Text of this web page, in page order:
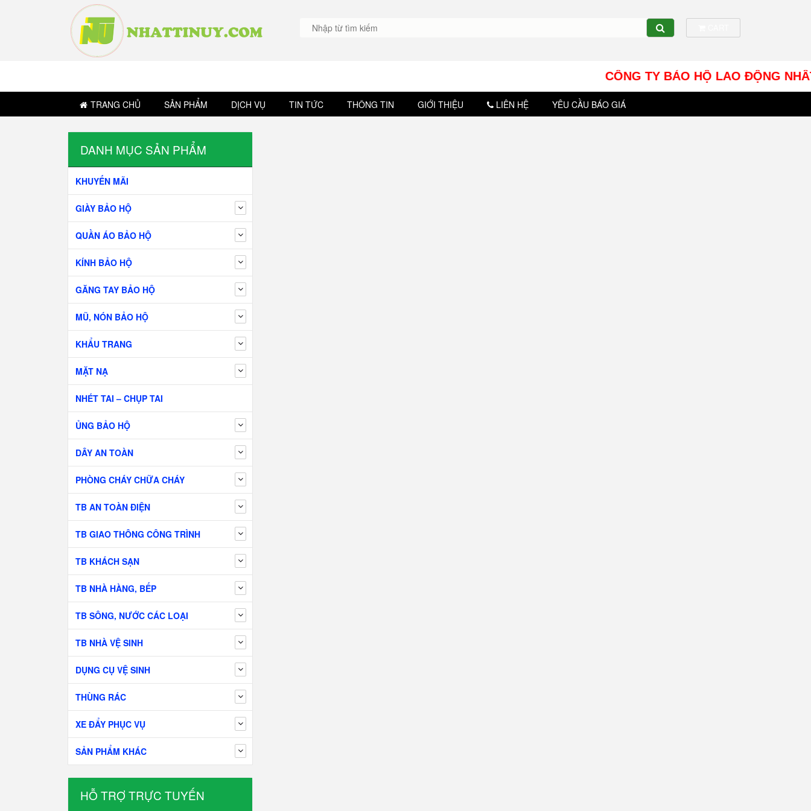
CÔNG TY BẢO HỘ LAO ĐỘNG NHÂT
TRANG CHỦ SẢN PHẨM DỊCH VỤ TIN TỨC THÔNG TIN GIỚI THIỆU LIÊN HỆ YÊU CẦU BÁO GIÁ
DANH MỤC SẢN PHẨM
KHUYẾN MÃI
GIÀY BẢO HỘ
QUẦN ÁO BẢO HỘ
KÍNH BẢO HỘ
GĂNG TAY BẢO HỘ
MŨ, NÓN BẢO HỘ
KHẨU TRANG
MẶT NẠ
NHÉT TAI – CHỤP TAI
ỦNG BẢO HỘ
DÂY AN TOÀN
PHÒNG CHÁY CHỮA CHÁY
TB AN TOÀN ĐIỆN
TB GIAO THÔNG CÔNG TRÌNH
TB KHÁCH SẠN
TB NHÀ HÀNG, BẾP
TB SÔNG, NƯỚC CÁC LOẠI
TB NHÀ VỆ SINH
DỤNG CỤ VỆ SINH
THÙNG RÁC
XE ĐẨY PHỤC VỤ
SẢN PHẨM KHÁC
HỖ TRỢ TRỰC TUYẾN